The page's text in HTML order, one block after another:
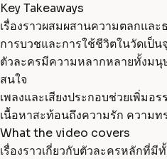
Key Takeaways
เรื่องราวผสมผสานความตลกและ
การบวชและการใช้ชีวิตในวัดเป็น
ตัวละครมีความหลากหลายทั้งม
สนใจ
เพลงและเสียงประกอบช่วยเพิ่มอ
เนื้อหาสะท้อนถึงความรัก ความท
What the video covers
เรื่องราวเกี่ยวกับตัวละครหลักที่